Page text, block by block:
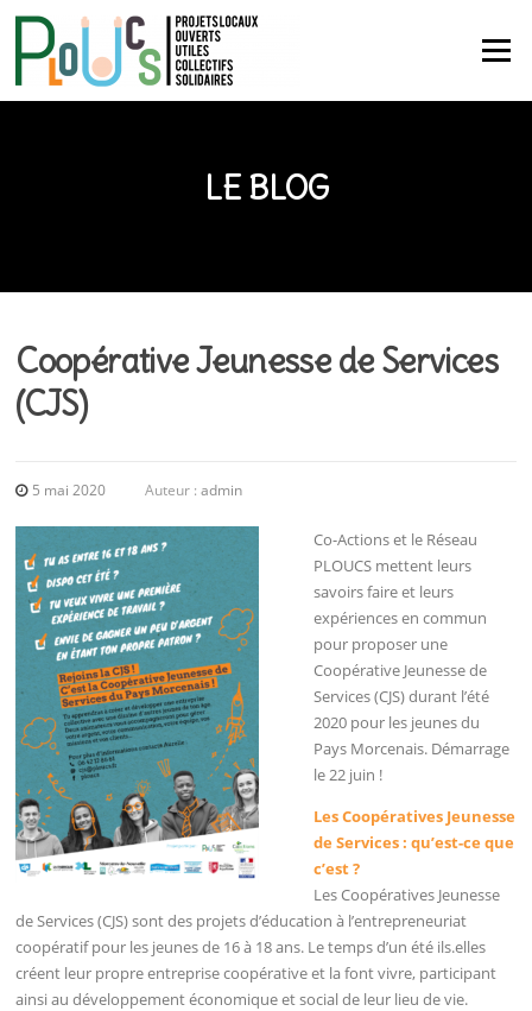
Aller
contenu
Menu
LE BLOG
Coopérative Jeunesse de Services
(CJS)
5 mai 2020 Auteur :admin
Co-Actions et le Réseau
PLOUCS mettent leurs
savoirs faire et leurs
expériences en commun
pour proposer une
Coopérative Jeunesse de
Services (CJS) durant l’été
2020 pour les jeunes du
Pays Morcenais. Démarrage
le 22 juin !
Les Coopératives Jeunesse
de Services : qu’est-ce que
c’est ?
Les Coopératives Jeunesse
de Services (CJS) sont des projets d’éducation à l’entrepreneuriat
coopératif pour les jeunes de 16 à 18 ans. Le temps d’un été ils.elles
créent leur propre entreprise coopérative et la font vivre, participant
ainsi au développement économique et social de leur lieu de vie.